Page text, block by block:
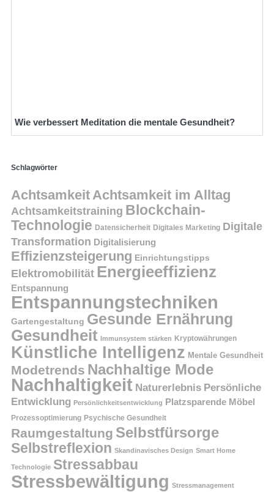
Wie verbessert Meditation die mentale Gesundheit?
Schlagwörter
Achtsamkeit Achtsamkeit im Alltag
Achtsamkeitstraining Blockchain-
Technologie Datensicherheit Digitales Marketing Digitale
Transformation Digitalisierung
Effizienzsteigerung Einrichtungstipps
Elektromobilität Energieeffizienz
Entspannung
Entspannungstechniken
Gartengestaltung Gesunde Ernährung
Gesundheit Immunsystem stärken Kryptowährungen
Künstliche Intelligenz Mentale Gesundheit
Modetrends Nachhaltige Mode
Nachhaltigkeit Naturerlebnis Persönliche
Entwicklung Persönlichkeitsentwicklung Platzsparende Möbel
Prozessoptimierung Psychische Gesundheit
Raumgestaltung Selbstfürsorge
Selbstreflexion Skandinavisches Design Smart Home
Technologie Stressabbau
Stressbewältigung Stressmanagement